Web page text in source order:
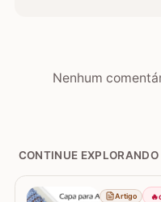
Nenhum
CONTINUE EXPLORANDO
Artigo 🔥